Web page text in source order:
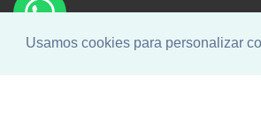
Usamos cookies para personalizar